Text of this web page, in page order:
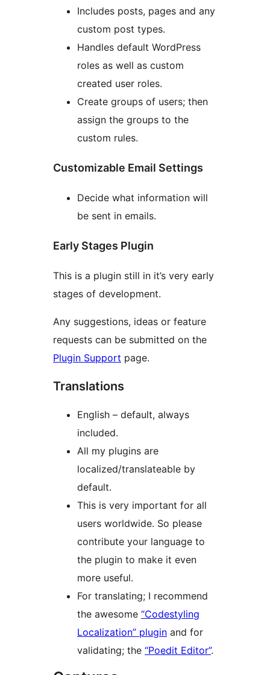
Includes posts, pages and any
custom post types.
Handles default WordPress
roles as well as custom
created user roles.
Create groups of users; then
assign the groups to the
custom rules.
Customizable Email Settings
Decide what information will
be sent in emails.
Early Stages Plugin
This is a plugin still in it’s very early
stages of development.
Any suggestions, ideas or feature
requests can be submitted on the
Plugin Support page.
Translations
English – default, always
included.
All my plugins are
localized/translateable by
default.
This is very important for all
users worldwide. So please
contribute your language to
the plugin to make it even
more useful.
For translating; I recommend
the awesome “Codestyling
Localization” plugin and for
validating; the “Poedit Editor”.